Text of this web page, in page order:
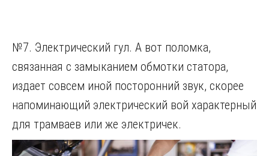
№7. Электрический гул. А вот поломка,
связанная с замыканием обмотки статора,
издает совсем иной посторонний звук, скорее
напоминающий электрический вой характерный
для трамваев или же электричек.